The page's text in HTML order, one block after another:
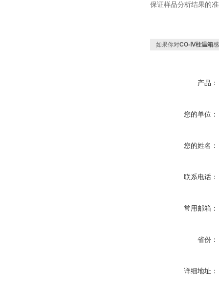
保证样品分析结果的
如果你对CO-Ⅳ柱温箱
产品：
您的单位：
您的姓名：
联系电话：
常用邮箱：
省份：
详细地址：